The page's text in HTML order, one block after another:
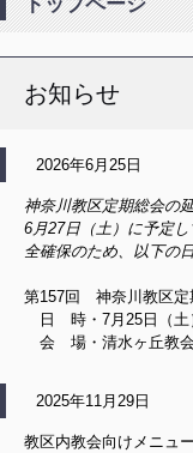
お知らせ
2026年6月25日
神奈川教区定期総会の
6月27日（土）に予定
全確保のため、以下の
第157回 神奈川教区定
日 時・7月25日（土
会 場・清水ヶ丘教
2025年11月29日
教区内教会向けメニ